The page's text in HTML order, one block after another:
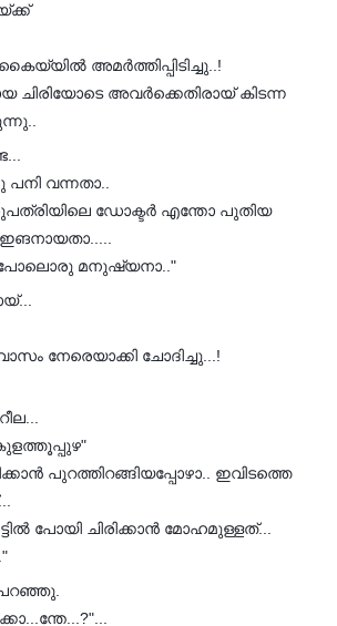
അമർത്തിപ്പിടിച്ചു..!
ചിരിയോടെ അവർക്കെതിരായ് കിടന്ന
വന്നതാ..
ഡോക്ടർ എന്തോ പുതിയ
ഇങനായതാ.....
പോലൊരു മനുഷ്യനാ.."
നേരെയാക്കി ചോദിച്ചു...!
പുറത്തിറങ്ങിയപ്പോഴാ.. ഇവിടത്തെ
പോയി ചിരിക്കാൻ മോഹമുള്ളത്...